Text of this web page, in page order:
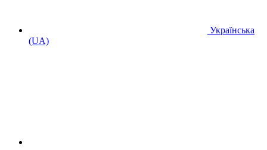
Українська
(UA)